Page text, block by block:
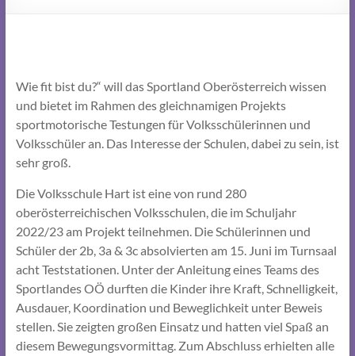
Wie fit bist du?“ will das Sportland Oberösterreich wissen
und bietet im Rahmen des gleichnamigen Projekts
sportmotorische Testungen für Volksschülerinnen und
Volksschüler an. Das Interesse der Schulen, dabei zu sein, ist
sehr groß.
Die Volksschule Hart ist eine von rund 280
oberösterreichischen Volksschulen, die im Schuljahr
2022/23 am Projekt teilnehmen. Die Schülerinnen und
Schüler der 2b, 3a & 3c absolvierten am 15. Juni im Turnsaal
acht Teststationen. Unter der Anleitung eines Teams des
Sportlandes OÖ durften die Kinder ihre Kraft, Schnelligkeit,
Ausdauer, Koordination und Beweglichkeit unter Beweis
stellen. Sie zeigten großen Einsatz und hatten viel Spaß an
diesem Bewegungsvormittag. Zum Abschluss erhielten alle